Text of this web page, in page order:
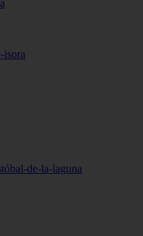
isora
de-la-laguna